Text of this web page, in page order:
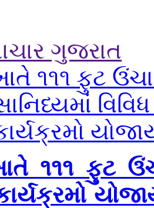
ગુજરાત
૧૧૧ ફુટ